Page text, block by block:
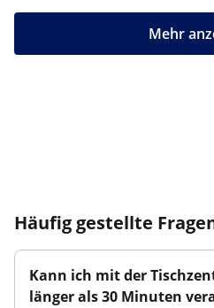
Mehr
Häufig gestellte
Kann ich mit der
länger als 30 Minuten